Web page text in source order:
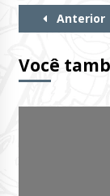
Continue
Anterior
Você